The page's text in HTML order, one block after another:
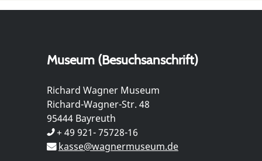
Museum (Besuchsanschrift)
Richard Wagner Museum
Richard-Wagner-Str. 48
95444 Bayreuth
+ 49 921- 75728-16
kasse@wagnermuseum.de